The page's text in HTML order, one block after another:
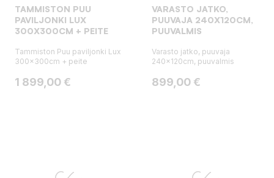
TAMMISTON PUU
PAVILJONKI LUX
300X300CM + PEITE
Tammiston Puu paviljonki Lux
300x300cm + peite
Hinta
1 899,00 €
VARASTO JATKO,
PUUVAJA 240X120CM,
PUUVALMIS
Varasto jatko, puuvaja
240x120cm, puuvalmis
Hinta
899,00 €